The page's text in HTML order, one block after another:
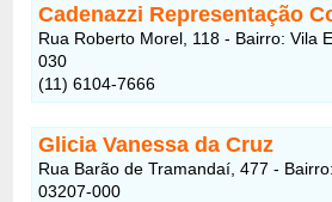
Cadenazzi Representação
Rua Roberto Morel, 118 - Bairro: Vila
030
(11) 6104-7666
Glicia Vanessa da Cruz
Rua Barão de Tramandaí, 477 -
03207-000